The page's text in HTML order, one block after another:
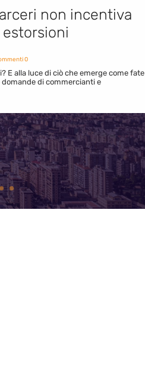
non incentiva
0
E alla luce di ciò che emerge come fate
domande di commercianti e